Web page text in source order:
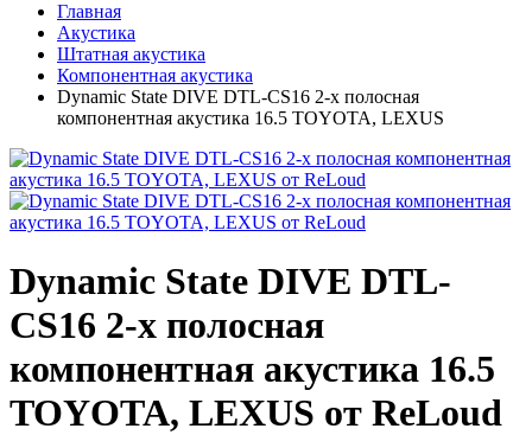
Главная
Акустика
Штатная акустика
Компонентная акустика
Dynamic State DIVE DTL-CS16 2-х полосная
компонентная акустика 16.5 TOYOTA, LEXUS
Dynamic State DIVE DTL-
CS16 2-х полосная
компонентная акустика 16.5
TOYOTA, LEXUS от ReLoud